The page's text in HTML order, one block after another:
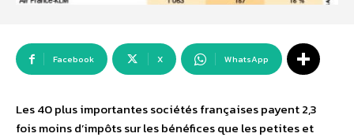
Facebook X WhatsApp
Les 40 plus importantes sociétés françaises payent 2,3
fois moins d’impôts sur les bénéfices que les petites et